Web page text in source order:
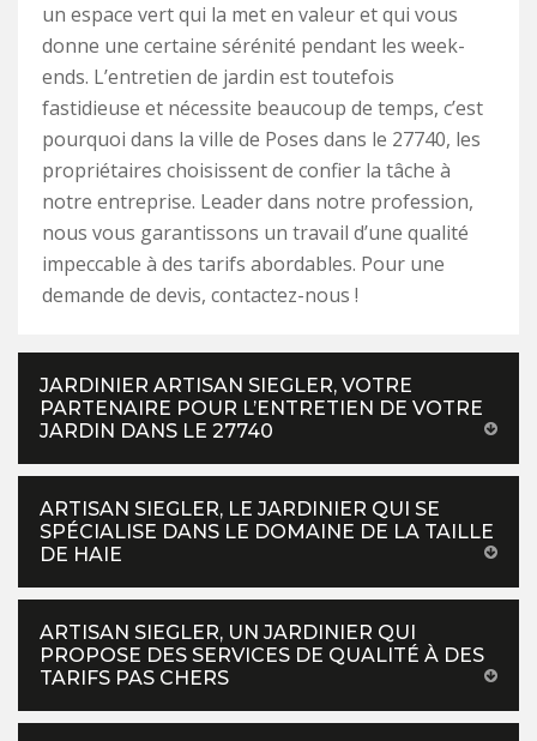
un espace vert qui la met en valeur et qui vous
donne une certaine sérénité pendant les week-
ends. L’entretien de jardin est toutefois
fastidieuse et nécessite beaucoup de temps, c’est
pourquoi dans la ville de Poses dans le 27740, les
propriétaires choisissent de confier la tâche à
notre entreprise. Leader dans notre profession,
nous vous garantissons un travail d’une qualité
impeccable à des tarifs abordables. Pour une
demande de devis, contactez-nous !
JARDINIER ARTISAN SIEGLER, VOTRE
PARTENAIRE POUR L’ENTRETIEN DE VOTRE
JARDIN DANS LE 27740
ARTISAN SIEGLER, LE JARDINIER QUI SE
SPÉCIALISE DANS LE DOMAINE DE LA TAILLE
DE HAIE
ARTISAN SIEGLER, UN JARDINIER QUI
PROPOSE DES SERVICES DE QUALITÉ À DES
TARIFS PAS CHERS